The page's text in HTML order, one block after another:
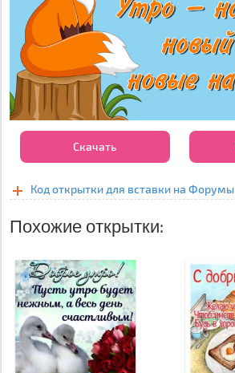
Скачать
Код открытки для вставки на Форумы
Похожие открытки: